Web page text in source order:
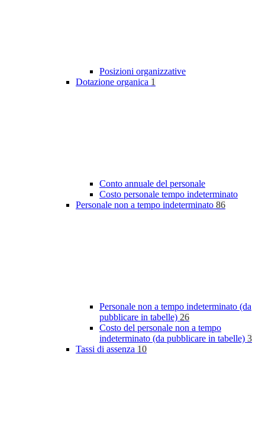
Posizioni organizzative
Dotazione organica 1
Conto annuale del personale
Costo personale tempo indeterminato
Personale non a tempo indeterminato 86
Personale non a tempo indeterminato (da
pubblicare in tabelle) 26
Costo del personale non a tempo
indeterminato (da pubblicare in tabelle) 3
Tassi di assenza 10